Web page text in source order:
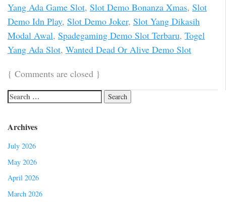
Yang Ada Game Slot, Slot Demo Bonanza Xmas, Slot
Demo Idn Play, Slot Demo Joker, Slot Yang Dikasih
Modal Awal, Spadegaming Demo Slot Terbaru, Togel
Yang Ada Slot, Wanted Dead Or Alive Demo Slot
{ Comments are closed }
Archives
July 2026
May 2026
April 2026
March 2026